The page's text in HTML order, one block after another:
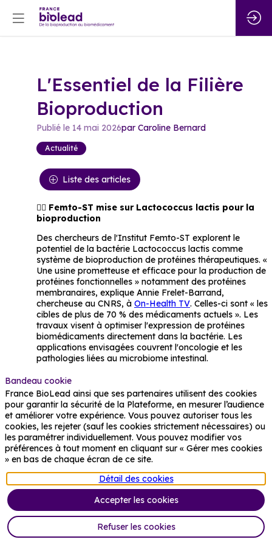
L'Essentiel de la Filière
Bioproduction
Publié le 14 mai 2026par Caroline Bernard
Actualité
Liste des articles
👉🏻 Femto-ST mise sur Lactococcus lactis pour la
bioproduction
Des chercheurs de l'Institut Femto-ST explorent le
potentiel de la bactérie Lactococcus lactis comme
système de bioproduction de protéines thérapeutiques. «
Une usine prometteuse et efficace pour la production de
protéines fonctionnelles » notamment des protéines
membranaires, explique Annie Frelet-Barrand,
chercheuse au CNRS, à On-Health TV. Celles-ci sont « les
cibles de plus de 70 % des médicaments actuels ». Les
travaux visent à optimiser l'expression de protéines
biomédicaments directement dans la bactérie. Les
applications envisagées couvrent l'oncologie et les
pathologies liées au microbiome intestinal.
👉🏻 La Cité de la Biotech, vitrine nord-américaine de
la bioproduction
La Cité de la Biotech de Laval, au Québec, célèbre ses
25 ans d'existence en tant que pôle stratégique en
sciences de la vie et bioproduction. Fondée en 2001 à
l'initiative de la Ville de Laval, de Laval Technopole et de
l'INRS, elle s'appuie sur un héritage scientifique
remontant aux travaux du microbiologiste Armand
Frappier, dont l'institut produisait dès 1955 des vaccins
antipoliomyélitiques sur le site lavallois. Avec 5 milliards
de dollars d'investissements, le pôle a structuré un
continuum allant de la recherche appliquée à la
bioproduction industrielle. L'installation de Moderna en
2023, qui y a implanté sa première usine de fabrication
de vaccins à ARNm, illustre la maturité acquise par cet
Bandeau cookie
France BioLead ainsi que ses partenaires utilisent des cookies
pour garantir la sécurité de la Plateforme, en mesurer l’audience
et améliorer votre expérience. Vous pouvez autoriser tous les
cookies, les rejeter (sauf les cookies strictement nécessaires) ou
les paramétrer individuellement. Vous pouvez modifier vos
préférences à tout moment en cliquant sur « Gérer mes cookies
» en bas de chaque écran de ce site.
Détail des cookies
Accepter les cookies
Refuser les cookies